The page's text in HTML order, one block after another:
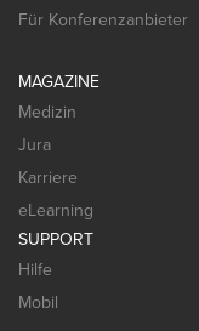
Für Konferenzanbieter
MAGAZINE
Medizin
Jura
Karriere
eLearning
SUPPORT
Hilfe
Mobil